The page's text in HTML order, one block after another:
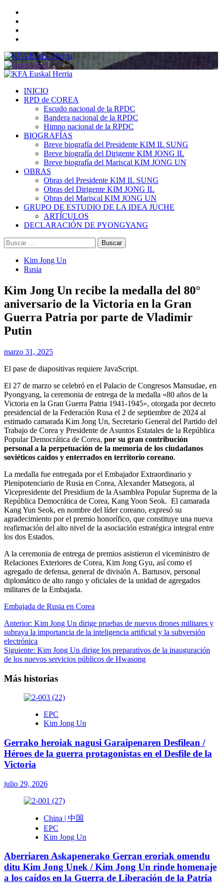
Saltar
contenido
Menú
INICIO
RPD de COREA
Escudo nacional de la RPDC
Bandera nacional de la RPDC
Himno nacional de la RPDC
BIOGRAFÍAS
Breve biografía del Presidente KIM IL SUNG
Breve biografía del Dirigente KIM JONG IL
Breve biografía del Mariscal KIM JONG UN
OBRAS
Obras del Presidente KIM IL SUNG
Obras del Dirigente KIM JONG IL
Obras del Mariscal KIM JONG UN
GRUPO DE ESTUDIO DE LA IDEA JUCHE
ARTÍCULOS
DECLARACIÓN DE PYONGYANG
Buscar:
Kim Jong Un
Rusia
Kim Jong Un recibe la medalla del 80°
aniversario de la Victoria en la Gran
Guerra Patria por parte de Vladimir
Putin
marzo 31, 2025
El pase de diapositivas requiere JavaScript.
El 27 de marzo se celebró en el Palacio de Congresos Mansudae, en
Pyongyang, la ceremonia de entrega de la medalla «80 años de la
Victoria en la Gran Guerra Patria 1941-1945», otorgada por decreto
presidencial de la Federación Rusa el 2 de septiembre de 2024 al
estimado camarada Kim Jong Un, Secretario General del Partido del
Trabajo de Corea y Presidente de Asuntos Estatales de la República
Popular Democrática de Corea, por su gran contribución
personal a la perpetuación de la memoria de los ciudadanos
soviéticos caídos y enterrados en territorio coreano.
La medalla fue entregada por el Embajador Extraordinario y
Plenipotenciario de Rusia en Corea, Alexander Matsegora, al
Vicepresidente del Presidium de la Asamblea Popular Suprema de la
República Democrática de Corea, Kang Yoon Seok. El camarada
Kang Yun Seok, en nombre del líder coreano, expresó su
agradecimiento por el premio honorífico, que constituye una nueva
reafirmación del alto nivel de la asociación estratégica integral entre
los dos Estados.
A la ceremonia de entrega de premios asistieron el viceministro de
Relaciones Exteriores de Corea, Kim Jong Gyu, así como el
agregado de defensa, general de división A. Bartusov, personal
diplomático de alto rango y oficiales de la unidad de agregados
militares de la Embajada.
Embajada de Rusia en Corea
Navegación
de
entradas
Anterior: Kim Jong Un dirige pruebas de nuevos drones militares y
subraya la importancia de la inteligencia artificial y la subversión
electrónica
Siguiente: Kim Jong Un dirige los preparativos de la inauguración
de los nuevos servicios públicos de Hwasong
Más historias
EPC
Kim Jong Un
Gerrako heroiak nagusi Garaipenaren Desfilean /
Héroes de la guerra protagonistas en el Desfile de la
Victoria
julio 29, 2026
China | 中国
EPC
Kim Jong Un
Aberriaren Askapenerako Gerran eroriak omendu
ditu Kim Jong Unek / Kim Jong Un rinde homenaje
a los caídos en la Guerra de Liberación de la Patria